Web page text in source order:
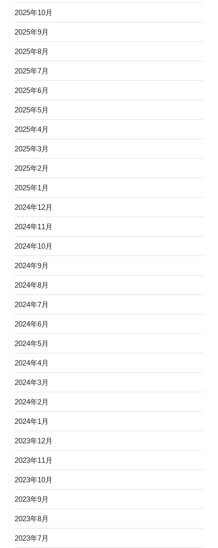
2025年10月
2025年9月
2025年8月
2025年7月
2025年6月
2025年5月
2025年4月
2025年3月
2025年2月
2025年1月
2024年12月
2024年11月
2024年10月
2024年9月
2024年8月
2024年7月
2024年6月
2024年5月
2024年4月
2024年3月
2024年2月
2024年1月
2023年12月
2023年11月
2023年10月
2023年9月
2023年8月
2023年7月